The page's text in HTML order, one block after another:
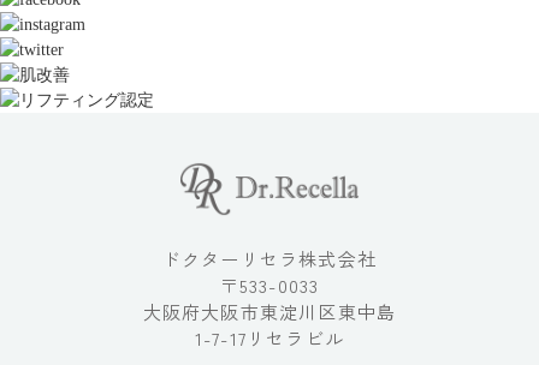
ドクターリセラ株式会社
〒533-0033
大阪府大阪市東淀川区東中島
1-7-17リセラビル